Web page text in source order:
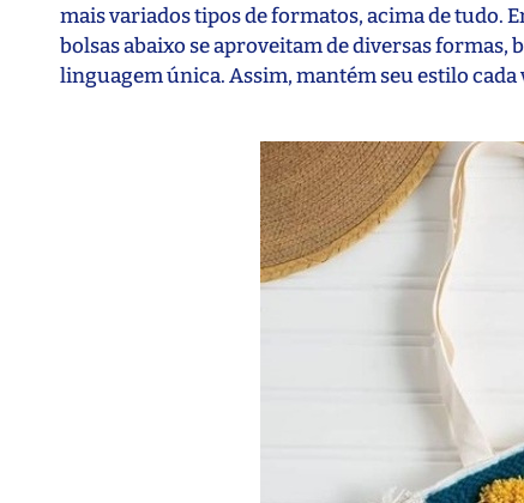
mais variados tipos de formatos, acima de tudo.
bolsas abaixo se aproveitam de diversas
linguagem única. Assim, mantém seu estilo cada